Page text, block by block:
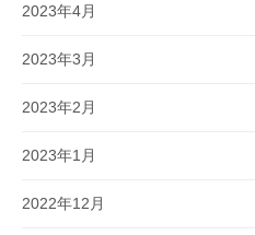
2023年4月
2023年3月
2023年2月
2023年1月
2022年12月